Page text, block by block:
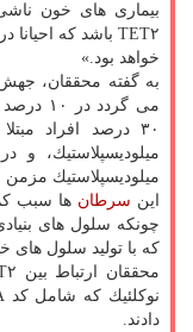
بیماری های خون
TET۲ باشد كه احیانا در تركیب با سایر
خواهد بود.»
۳۰ درصد افراد
میلودیسپلاستیك مزمن
این سرطان ها سبب
چونكه سلول های
كه با تولید سلول های
دادند.